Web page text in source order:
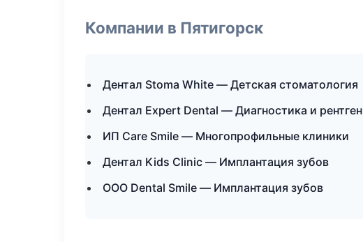
Компании в Пятигорск
Дентал Stoma White — Детская стоматология
Дентал Expert Dental — Диагностика и рентген
ИП Care Smile — Многопрофильные клиники
Дентал Kids Clinic — Имплантация зубов
ООО Dental Smile — Имплантация зубов